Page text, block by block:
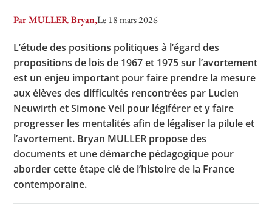
L’APHG dans la presse
Toutes les actualités
Les rendez-vous de l’APHG
Concours de recrutement
Concours scolaires
Conférences, tables rondes
Par MULLER Bryan,Le 18 mars 2026
L’étude des positions politiques à l’égard des
propositions de lois de 1967 et 1975 sur l’avortement
est un enjeu important pour faire prendre la mesure
aux élèves des difficultés rencontrées par Lucien
Neuwirth et Simone Veil pour légiférer et y faire
progresser les mentalités afin de légaliser la pilule et
l’avortement. Bryan MULLER propose des
documents et une démarche pédagogique pour
aborder cette étape clé de l’histoire de la France
contemporaine.